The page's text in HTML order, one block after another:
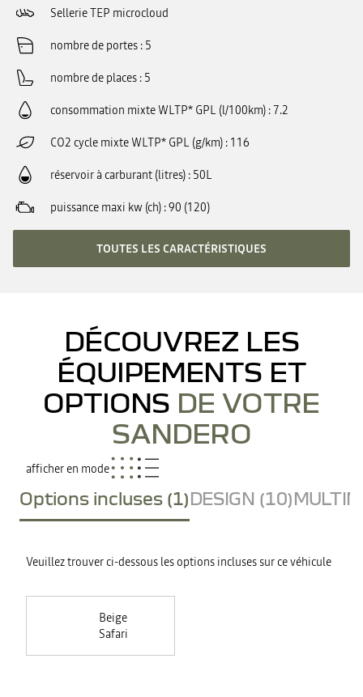
Sellerie TEP microcloud
nombre de portes 5
nombre de places 5
consommation mixte WLTP* GPL (l/100km) 7.2
CO2 cycle mixte WLTP* GPL (g/km) 116
réservoir à carburant (litres) 50L
puissance maxi kw (ch) 90 (120)
TOUTES LES CARACTÉRISTIQUES
DÉCOUVREZ LES
ÉQUIPEMENTS ET
OPTIONS DE VOTRE
SANDERO
afficher en mode
Options incluses (1)DESIGN (10)
Veuillez trouver ci-dessous les options incluses sur ce véhicule
Beige
Safari